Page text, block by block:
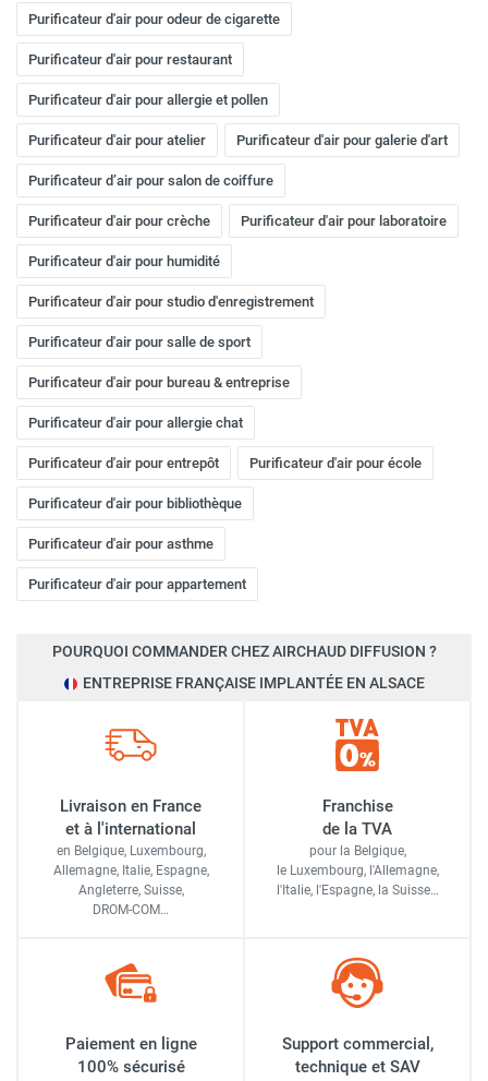
Purificateur d'air pour odeur de cigarette
Purificateur d'air pour restaurant
Purificateur d'air pour allergie et pollen
Purificateur d'air pour atelier Purificateur d'air pour galerie d'art
Purificateur d’air pour salon de coiffure
Purificateur d'air pour crèche Purificateur d'air pour laboratoire
Purificateur d'air pour humidité
Purificateur d'air pour studio d'enregistrement
Purificateur d'air pour salle de sport
Purificateur d'air pour bureau & entreprise
Purificateur d'air pour allergie chat
Purificateur d'air pour entrepôt Purificateur d'air pour école
Purificateur d'air pour bibliothèque
Purificateur d'air pour asthme
Purificateur d'air pour appartement
POURQUOI COMMANDER CHEZ AIRCHAUD DIFFUSION ?
ENTREPRISE FRANÇAISE IMPLANTÉE EN ALSACE
Livraison en France
et à l'international
en Belgique, Luxembourg,
Allemagne, Italie, Espagne,
Angleterre, Suisse,
DROM-COM…
Franchise
de la TVA
pour la Belgique,
le Luxembourg, l'Allemagne,
l'Italie, l'Espagne, la Suisse…
Paiement en ligne
100% sécurisé
Support commercial,
technique et SAV